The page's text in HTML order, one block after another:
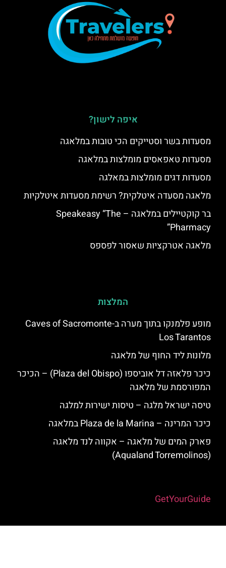
איפה לישון?
מסעדות בשר וסטייקים הכי טובות במלאגה
מסעדות טאפאסים מומלצות במלאגה
מסעדות דגים מומלצות במאלגה
מלאגה מסעדה איטלקית? רשימת מסעדות איטלקיות
בר קוקטיילים במלאגה – Speakeasy “The
Pharmacy”
מלאגה אטרקציות שאסור לפספס
המלצות
מופע פלמנקו בתוך מערה ב-Caves of Sacromonte
Los Tarantos
מלונות ליד החוף של מלאגה
כיכר פלאזה דל אוביספו (Plaza del Obispo) – הכיכר
המפורסמת של מלאגה
טיסה ישראל מלגה – טיסות ישירות למלגה
כיכר המרינה – Plaza de la Marina במלאגה
פארק המים של מלאגה – אקווה לנד מלאגה
(Aqualand Torremolinos)
GetYourGuide